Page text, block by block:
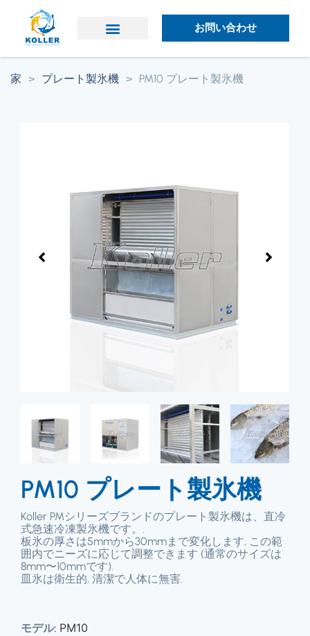
お問い合わせ
家 > プレート製氷機 > PM10 プレート製氷機
PM10 プレート製氷機
Koller PMシリーズブランドのプレート製氷機は、直冷
式急速冷凍製氷機です。.
板氷の厚さは5mmから30mmまで変化します, この範
囲内でニーズに応じて調整できます (通常のサイズは
8mm〜10mmです).
皿氷は衛生的, 清潔で人体に無害.
モデル: PM10